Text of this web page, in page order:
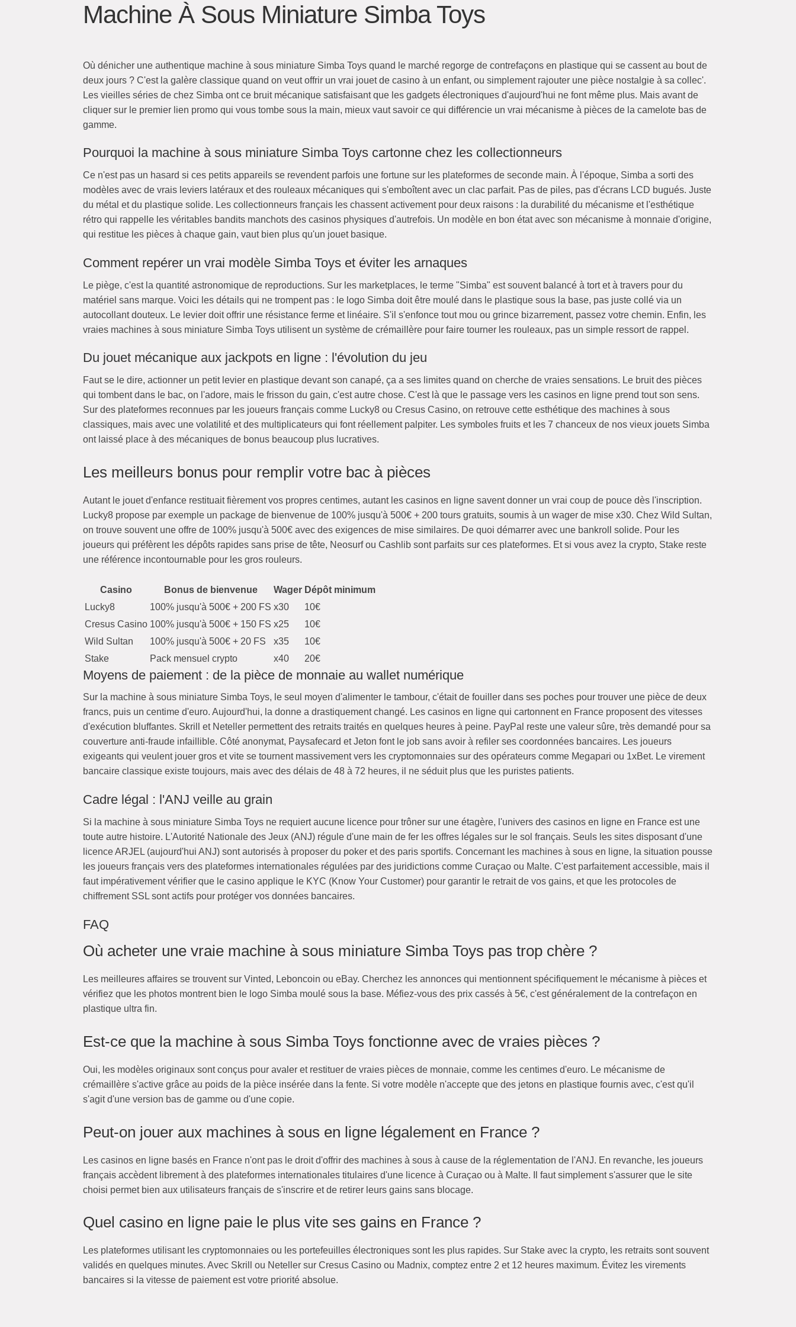
Machine À Sous Miniature Simba Toys
Où dénicher une authentique machine à sous miniature Simba Toys quand le marché regorge de contrefaçons en plastique qui se cassent au bout de
deux jours ? C'est la galère classique quand on veut offrir un vrai jouet de casino à un enfant, ou simplement rajouter une pièce nostalgie à sa collec'.
Les vieilles séries de chez Simba ont ce bruit mécanique satisfaisant que les gadgets électroniques d'aujourd'hui ne font même plus. Mais avant de
cliquer sur le premier lien promo qui vous tombe sous la main, mieux vaut savoir ce qui différencie un vrai mécanisme à pièces de la camelote bas de
gamme.
Pourquoi la machine à sous miniature Simba Toys cartonne chez les collectionneurs
Ce n'est pas un hasard si ces petits appareils se revendent parfois une fortune sur les plateformes de seconde main. À l'époque, Simba a sorti des
modèles avec de vrais leviers latéraux et des rouleaux mécaniques qui s'emboîtent avec un clac parfait. Pas de piles, pas d'écrans LCD bugués. Juste
du métal et du plastique solide. Les collectionneurs français les chassent activement pour deux raisons : la durabilité du mécanisme et l'esthétique
rétro qui rappelle les véritables bandits manchots des casinos physiques d'autrefois. Un modèle en bon état avec son mécanisme à monnaie d'origine,
qui restitue les pièces à chaque gain, vaut bien plus qu'un jouet basique.
Comment repérer un vrai modèle Simba Toys et éviter les arnaques
Le piège, c'est la quantité astronomique de reproductions. Sur les marketplaces, le terme "Simba" est souvent balancé à tort et à travers pour du
matériel sans marque. Voici les détails qui ne trompent pas : le logo Simba doit être moulé dans le plastique sous la base, pas juste collé via un
autocollant douteux. Le levier doit offrir une résistance ferme et linéaire. S'il s'enfonce tout mou ou grince bizarrement, passez votre chemin. Enfin, les
vraies machines à sous miniature Simba Toys utilisent un système de crémaillère pour faire tourner les rouleaux, pas un simple ressort de rappel.
Du jouet mécanique aux jackpots en ligne : l'évolution du jeu
Faut se le dire, actionner un petit levier en plastique devant son canapé, ça a ses limites quand on cherche de vraies sensations. Le bruit des pièces
qui tombent dans le bac, on l'adore, mais le frisson du gain, c'est autre chose. C'est là que le passage vers les casinos en ligne prend tout son sens.
Sur des plateformes reconnues par les joueurs français comme Lucky8 ou Cresus Casino, on retrouve cette esthétique des machines à sous
classiques, mais avec une volatilité et des multiplicateurs qui font réellement palpiter. Les symboles fruits et les 7 chanceux de nos vieux jouets Simba
ont laissé place à des mécaniques de bonus beaucoup plus lucratives.
Les meilleurs bonus pour remplir votre bac à pièces
Autant le jouet d'enfance restituait fièrement vos propres centimes, autant les casinos en ligne savent donner un vrai coup de pouce dès l'inscription.
Lucky8 propose par exemple un package de bienvenue de 100% jusqu'à 500€ + 200 tours gratuits, soumis à un wager de mise x30. Chez Wild Sultan,
on trouve souvent une offre de 100% jusqu'à 500€ avec des exigences de mise similaires. De quoi démarrer avec une bankroll solide. Pour les
joueurs qui préfèrent les dépôts rapides sans prise de tête, Neosurf ou Cashlib sont parfaits sur ces plateformes. Et si vous avez la crypto, Stake reste
une référence incontournable pour les gros rouleurs.
Casino Bonus de bienvenue Wager Dépôt minimum
Lucky8
100% jusqu'à 500€ + 200 FS x30
10€
Cresus Casino 100% jusqu'à 500€ + 150 FS x25
10€
Wild Sultan
100% jusqu'à 500€ + 20 FS x35
10€
Stake
Pack mensuel crypto x40 20€
Moyens de paiement : de la pièce de monnaie au wallet numérique
Sur la machine à sous miniature Simba Toys, le seul moyen d'alimenter le tambour, c'était de fouiller dans ses poches pour trouver une pièce de deux
francs, puis un centime d'euro. Aujourd'hui, la donne a drastiquement changé. Les casinos en ligne qui cartonnent en France proposent des vitesses
d'exécution bluffantes. Skrill et Neteller permettent des retraits traités en quelques heures à peine. PayPal reste une valeur sûre, très demandé pour sa
couverture anti-fraude infaillible. Côté anonymat, Paysafecard et Jeton font le job sans avoir à refiler ses coordonnées bancaires. Les joueurs
exigeants qui veulent jouer gros et vite se tournent massivement vers les cryptomonnaies sur des opérateurs comme Megapari ou 1xBet. Le virement
bancaire classique existe toujours, mais avec des délais de 48 à 72 heures, il ne séduit plus que les puristes patients.
Cadre légal : l'ANJ veille au grain
Si la machine à sous miniature Simba Toys ne requiert aucune licence pour trôner sur une étagère, l'univers des casinos en ligne en France est une
toute autre histoire. L'Autorité Nationale des Jeux (ANJ) régule d'une main de fer les offres légales sur le sol français. Seuls les sites disposant d'une
licence ARJEL (aujourd'hui ANJ) sont autorisés à proposer du poker et des paris sportifs. Concernant les machines à sous en ligne, la situation pousse
les joueurs français vers des plateformes internationales régulées par des juridictions comme Curaçao ou Malte. C'est parfaitement accessible, mais il
faut impérativement vérifier que le casino applique le KYC (Know Your Customer) pour garantir le retrait de vos gains, et que les protocoles de
chiffrement SSL sont actifs pour protéger vos données bancaires.
FAQ
Où acheter une vraie machine à sous miniature Simba Toys pas trop chère ?
Les meilleures affaires se trouvent sur Vinted, Leboncoin ou eBay. Cherchez les annonces qui mentionnent spécifiquement le mécanisme à pièces et
vérifiez que les photos montrent bien le logo Simba moulé sous la base. Méfiez-vous des prix cassés à 5€, c'est généralement de la contrefaçon en
plastique ultra fin.
Est-ce que la machine à sous Simba Toys fonctionne avec de vraies pièces ?
Oui, les modèles originaux sont conçus pour avaler et restituer de vraies pièces de monnaie, comme les centimes d'euro. Le mécanisme de
crémaillère s'active grâce au poids de la pièce insérée dans la fente. Si votre modèle n'accepte que des jetons en plastique fournis avec, c'est qu'il
s'agit d'une version bas de gamme ou d'une copie.
Peut-on jouer aux machines à sous en ligne légalement en France ?
Les casinos en ligne basés en France n'ont pas le droit d'offrir des machines à sous à cause de la réglementation de l'ANJ. En revanche, les joueurs
français accèdent librement à des plateformes internationales titulaires d'une licence à Curaçao ou à Malte. Il faut simplement s'assurer que le site
choisi permet bien aux utilisateurs français de s'inscrire et de retirer leurs gains sans blocage.
Quel casino en ligne paie le plus vite ses gains en France ?
Les plateformes utilisant les cryptomonnaies ou les portefeuilles électroniques sont les plus rapides. Sur Stake avec la crypto, les retraits sont souvent
validés en quelques minutes. Avec Skrill ou Neteller sur Cresus Casino ou Madnix, comptez entre 2 et 12 heures maximum. Évitez les virements
bancaires si la vitesse de paiement est votre priorité absolue.